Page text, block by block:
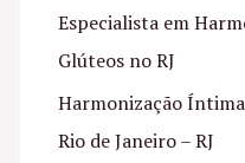
r
p
o
r
Especialista em
Glúteos no RJ
Harmonização
Rio de Janeiro – RJ